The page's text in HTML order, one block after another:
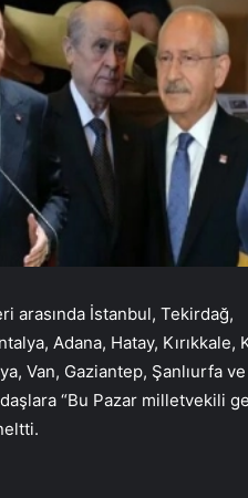
​​arasında İstanbul, Tekirdağ,
Adana, Hatay, Kırıkkale,
Van, Gaziantep, Şanlıurfa ve
“Bu Pazar milletvekili